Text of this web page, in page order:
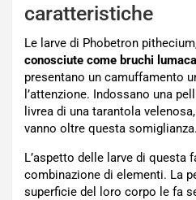
caratteristiche
Le larve di Phobetron
conosciute come bruchi
presentano un camuffamento
l’attenzione. Indossano una
livrea di una tarantola
vanno oltre questa somiglianza.
L’aspetto delle larve di questa
combinazione di elementi. La
superficie del loro corpo le fa